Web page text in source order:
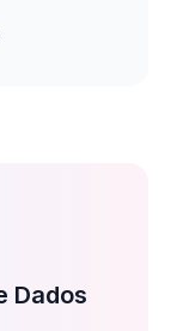
Dados